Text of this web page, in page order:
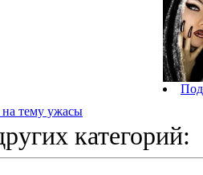
тему ужасы
категорий: